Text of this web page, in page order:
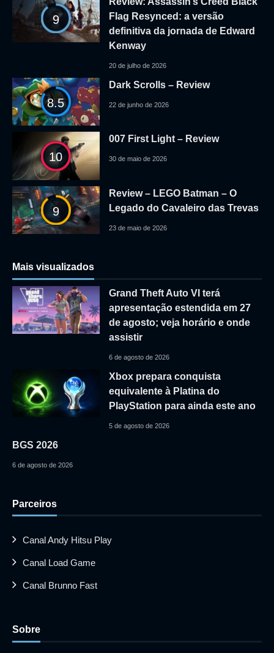
9
Flag Resynced: a versão
definitiva da jornada de Edward
Kenway
20 de julho de 2026
8.5
Dark Scrolls – Review
22 de junho de 2026
10
007 First Light – Review
30 de maio de 2026
9
Review – LEGO Batman – O
Legado do Cavaleiro das Trevas
23 de maio de 2026
Mais visualizados
Grand Theft Auto VI terá
apresentação estendida em 27
de agosto; veja horário e onde
assistir
6 de agosto de 2026
Xbox prepara conquista
equivalente à Platina do
PlayStation para ainda este ano
5 de agosto de 2026
BGS 2026
6 de agosto de 2026
Parceiros
Canal Andy Hitsu Play
Canal Load Game
Canal Brunno Fast
Sobre